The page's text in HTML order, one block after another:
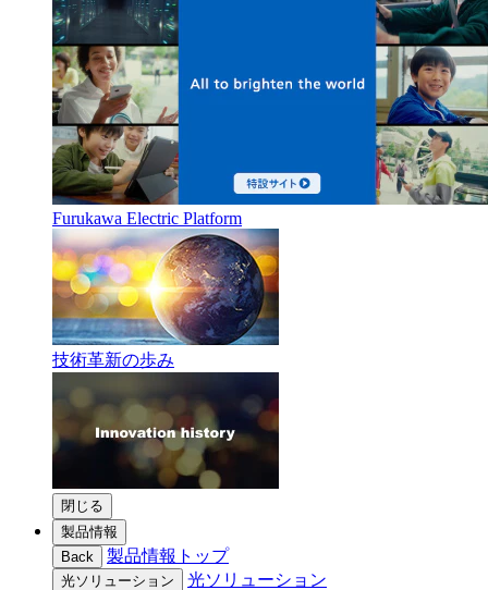
Furukawa Electric Platform
技術革新の歩み
閉じる
製品情報
Back
製品情報トップ
光ソリューション 光ソリューション